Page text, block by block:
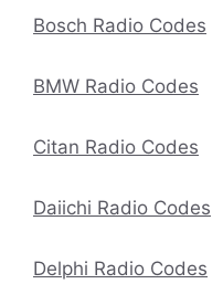
Bosch Radio Codes
BMW Radio Codes
Citan Radio Codes
Daiichi Radio Codes
Delphi Radio Codes